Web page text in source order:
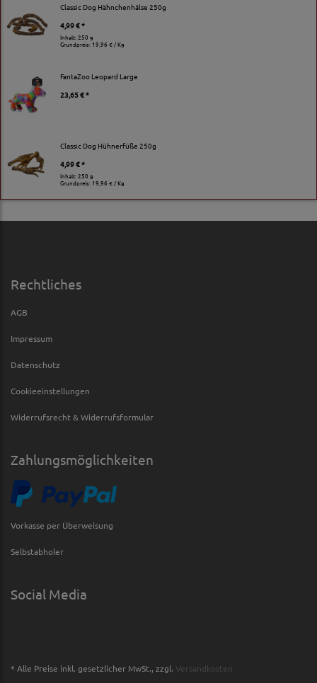
Classic Dog Hähnchenhälse 250g
4,99 € *
Inhalt: 250 g
Grundpreis: 19,96 € / Kg
FantaZoo Leopard Large
23,65 € *
Classic Dog Hühnerfüße 250g
4,99 € *
Inhalt: 250 g
Grundpreis: 19,96 € / Kg
Rechtliches
AGB
Impressum
Datenschutz
Cookieeinstellungen
Widerrufsrecht & Widerrufsformular
Zahlungsmöglichkeiten
Vorkasse per Überweisung
Selbstabholer
Social Media
* Alle Preise inkl. gesetzlicher MwSt., zzgl. Versandkosten